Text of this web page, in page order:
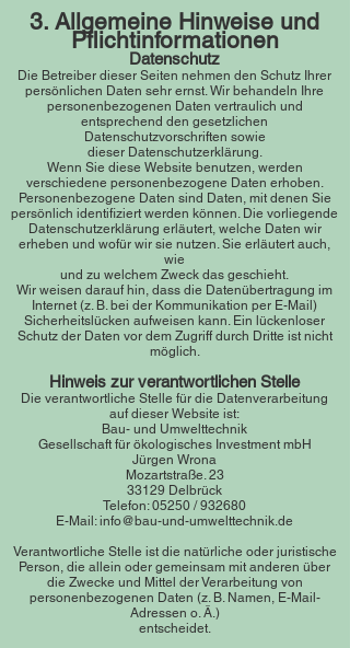
3. Allgemeine Hinweise und
Pflichtinformationen
Datenschutz
Die Betreiber dieser Seiten nehmen den Schutz Ihrer
persönlichen Daten sehr ernst. Wir behandeln Ihre
personenbezogenen Daten vertraulich und
entsprechend den gesetzlichen
Datenschutzvorschriften sowie
dieser Datenschutzerklärung.
Wenn Sie diese Website benutzen, werden
verschiedene personenbezogene Daten erhoben.
Personenbezogene Daten sind Daten, mit denen Sie
persönlich identifiziert werden können. Die vorliegende
Datenschutzerklärung erläutert, welche Daten wir
erheben und wofür wir sie nutzen. Sie erläutert auch,
wie
und zu welchem Zweck das geschieht.
Wir weisen darauf hin, dass die Datenübertragung im
Internet (z. B. bei der Kommunikation per E-Mail)
Sicherheitslücken aufweisen kann. Ein lückenloser
Schutz der Daten vor dem Zugriff durch Dritte ist nicht
möglich.
Hinweis zur verantwortlichen Stelle
Die verantwortliche Stelle für die Datenverarbeitung
auf dieser Website ist:
Bau- und Umwelttechnik
Gesellschaft für ökologisches Investment mbH
Jürgen Wrona
Mozartstraße. 23
33129 Delbrück
Telefon: 05250 / 932680
E-Mail: info@bau-und-umwelttechnik.de
Verantwortliche Stelle ist die natürliche oder juristische
Person, die allein oder gemeinsam mit anderen über
die Zwecke und Mittel der Verarbeitung von
personenbezogenen Daten (z. B. Namen, E-Mail-
Adressen o. Ä.)
entscheidet.